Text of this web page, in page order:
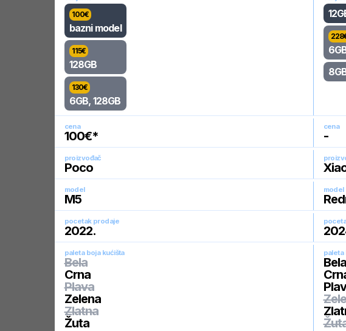
100€
bazni model
115€
128GB
130€
6GB, 128GB
228
cena
100€*
cena
-
proizvođač
Poco
model
M5
model
pocetak prodaje
2022.
paleta boja kućišta
Bela
Crna
Plava
Zelena
Zlatna
Žuta
paleta
Bela